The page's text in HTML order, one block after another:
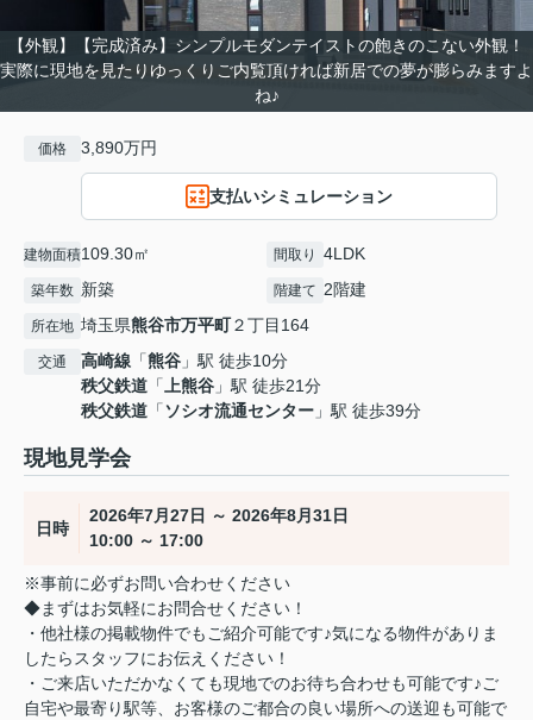
【外観】【完成済み】シンプルモダンテイストの飽きのこない外観！
実際に現地を見たりゆっくりご内覧頂ければ新居での夢が膨らみますよ
ね♪
価格 3,890万円
支払いシミュレーション
建物面積109.30㎡ 間取り 4LDK
築年数 新築 階建て 2階建
所在地 埼玉県熊谷市万平町２丁目164
交通 高崎線 「熊谷 」駅 徒歩10分
秩父鉄道 「上熊谷 」駅 徒歩21分
秩父鉄道 「 ソシオ流通センター 」駅 徒歩39分
現地見学会
日時
2026年7月27日 ～ 2026年8月31日
10:00 ～ 17:00
※事前に必ずお問い合わせください
◆まずはお気軽にお問合せください！
・他社様の掲載物件でもご紹介可能です♪気になる物件がありま
したらスタッフにお伝えください！
・ご来店いただかなくても現地でのお待ち合わせも可能です♪ご
自宅や最寄り駅等、お客様のご都合の良い場所への送迎も可能で